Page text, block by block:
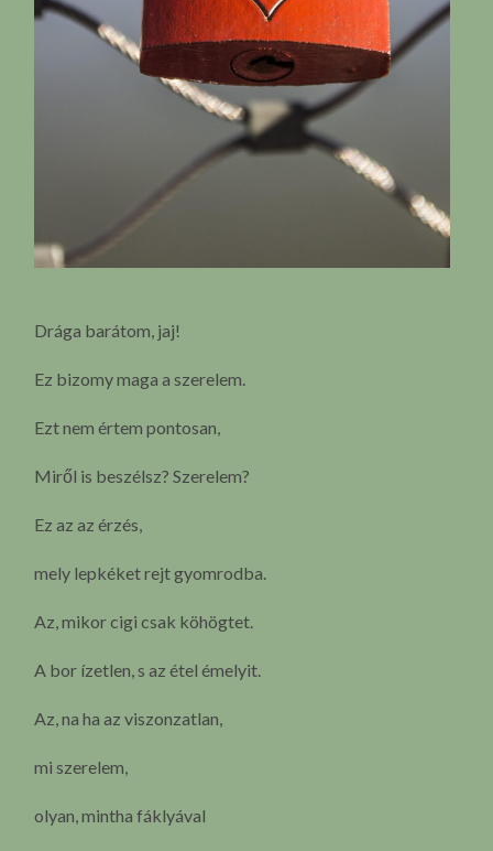
Drága barátom, jaj!
Ez bizomy maga a szerelem.
Ezt nem értem pontosan,
Miről is beszélsz? Szerelem?
Ez az az érzés,
mely lepkéket rejt gyomrodba.
Az, mikor cigi csak köhögtet.
A bor ízetlen, s az étel émelyit.
Az, na ha az viszonzatlan,
mi szerelem,
olyan, mintha fáklyával